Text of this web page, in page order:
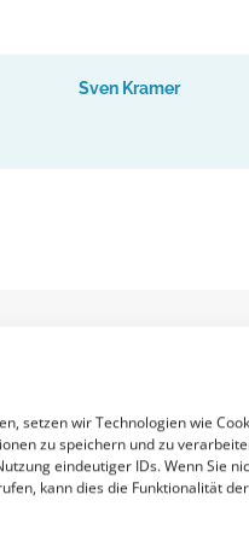
setzen wir Technologien wie
zu speichern und zu
eindeutiger IDs. Wenn Sie
kann dies die Funktionalität der
Sven Kramer